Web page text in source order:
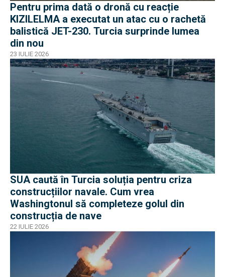
Pentru prima dată o dronă cu reacție
KIZILELMA a executat un atac cu o rachetă
balistică JET-230. Turcia surprinde lumea
din nou
23 IULIE 2026
SUA caută în Turcia soluția pentru criza
construcțiilor navale. Cum vrea
Washingtonul să completeze golul din
construcția de nave
22 IULIE 2026